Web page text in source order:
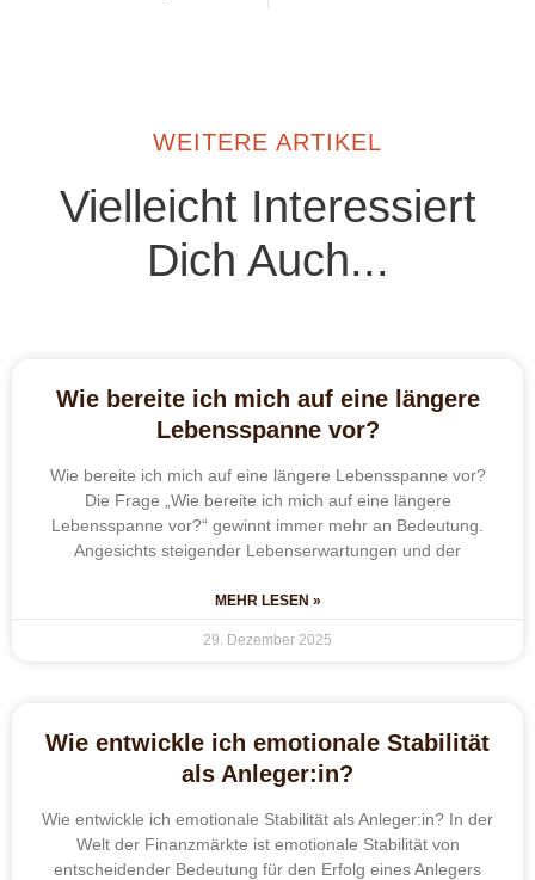
WEITERE ARTIKEL
Vielleicht Interessiert
Dich Auch...
Wie bereite ich mich auf eine längere
Lebensspanne vor?
Wie bereite ich mich auf eine längere Lebensspanne vor?
Die Frage „Wie bereite ich mich auf eine längere
Lebensspanne vor?“ gewinnt immer mehr an Bedeutung.
Angesichts steigender Lebenserwartungen und der
MEHR LESEN »
29. Dezember 2025
Wie entwickle ich emotionale Stabilität
als Anleger:in?
Wie entwickle ich emotionale Stabilität als Anleger:in? In der
Welt der Finanzmärkte ist emotionale Stabilität von
entscheidender Bedeutung für den Erfolg eines Anlegers